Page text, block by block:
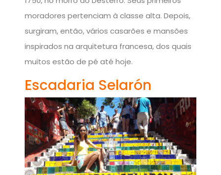
moradores pertenciam à classe alta. Depois,
surgiram, então, vários casarões e mansões
inspirados na arquitetura francesa, dos quais
muitos estão de pé até hoje.
Escadaria Selarón